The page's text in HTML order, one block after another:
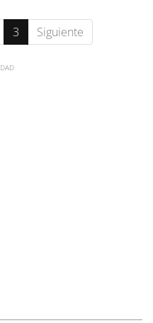
3 Siguiente